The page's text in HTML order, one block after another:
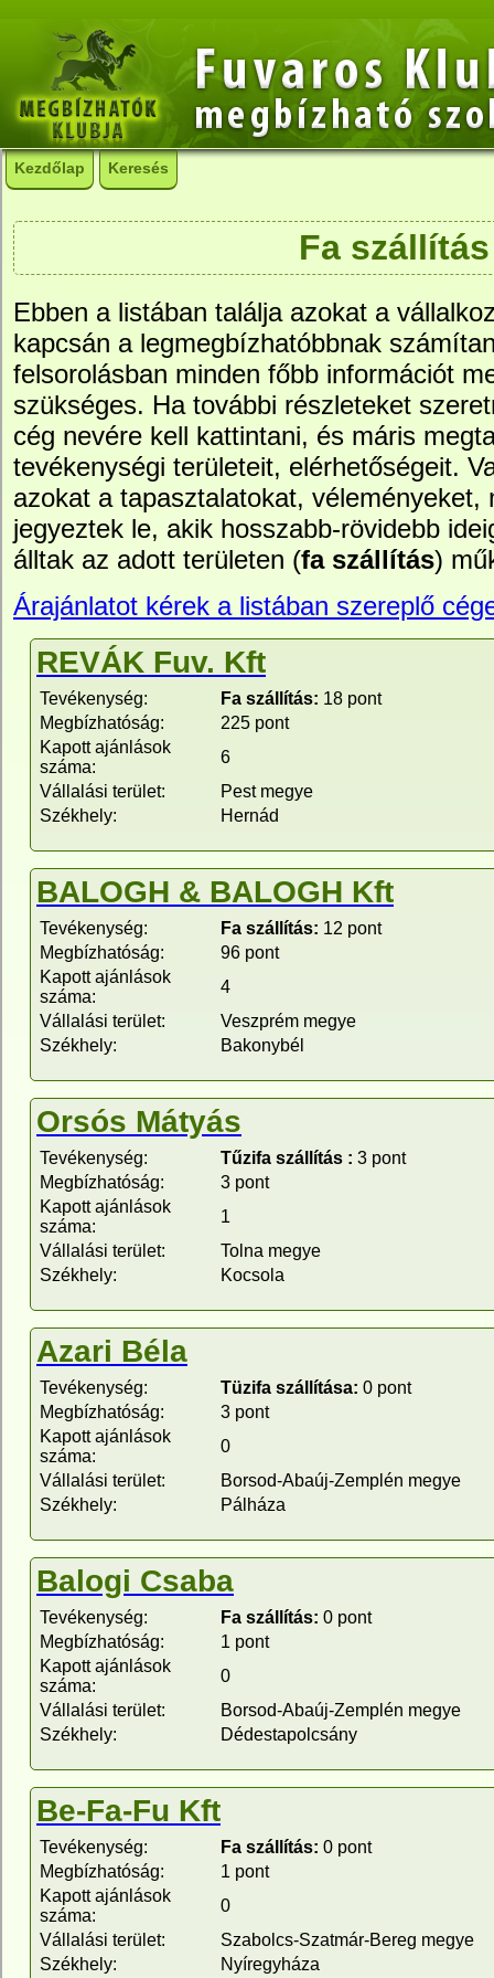
Kezdőlap Keresés
Fa szállítás
Ebben a listában találja azokat a
kapcsán a legmegbízhatóbbnak
felsorolásban minden főbb információt
szükséges. Ha további részleteket
cég nevére kell kattintani, és máris
tevékenységi területeit, elérhetőségeit.
azokat a tapasztalatokat, véleményeket,
jegyeztek le, akik hosszabb-rövidebb
álltak az adott területen (fa szállítás)
Árajánlatot kérek a listában szereplő
REVÁK Fuv. Kft
Tevékenység: Fa szállítás: 18 pont
Megbízhatóság:
225 pont
Kapott ajánlások
száma:
6
Vállalási terület:
Pest megye
Székhely:
Hernád
BALOGH & BALOGH Kft
Tevékenység: Fa szállítás: 12 pont
Megbízhatóság:
96 pont
Kapott ajánlások
száma:
4
Vállalási terület:
Veszprém megye
Székhely:
Bakonybél
Orsós Mátyás
Tevékenység: Tűzifa szállítás : 3 pont
Megbízhatóság:
3 pont
Kapott ajánlások
száma:
1
Vállalási terület:
Tolna megye
Székhely:
Kocsola
Azari Béla
Tevékenység: Tüzifa szállítása: 0 pont
Megbízhatóság:
3 pont
Kapott ajánlások
száma:
0
Vállalási terület:
Borsod-Abaúj-Zemplén megye
Székhely:
Pálháza
Balogi Csaba
Tevékenység: Fa szállítás: 0 pont
Megbízhatóság:
1 pont
Kapott ajánlások
száma:
0
Vállalási terület:
Borsod-Abaúj-Zemplén megye
Székhely:
Dédestapolcsány
Be-Fa-Fu Kft
Tevékenység: Fa szállítás: 0 pont
Megbízhatóság:
1 pont
Kapott ajánlások
száma:
0
Vállalási terület:
Szabolcs-Szatmár-Bereg megye
Székhely:
Nyíregyháza